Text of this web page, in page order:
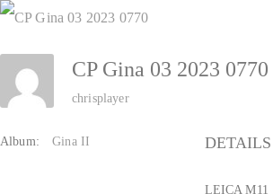
Zum
Inhalt
springen
CP Gina 03 2023 0770
chrisplayer
Album: Gina II DETAILS
LEICA M11